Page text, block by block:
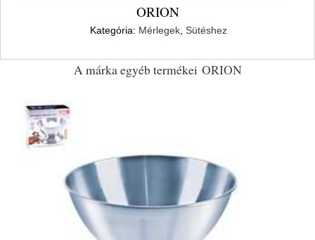
ORION
Kategória: Mérlegek, Sütéshez
A márka egyéb termékei ORION